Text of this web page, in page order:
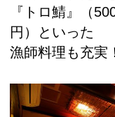
『トロ鯖』（
円）といった
漁師料理も充実